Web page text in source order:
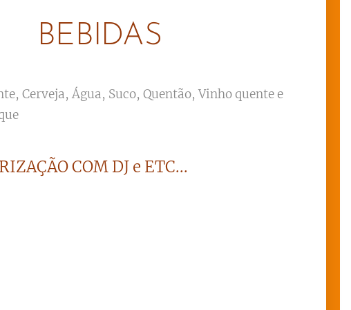
BEBIDAS
Cerveja, Água, Suco, Quentão, Vinho quente e
COM DJ e ETC...